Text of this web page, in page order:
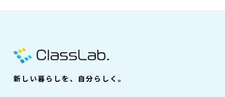
新しい暮らしを、自分らしく。